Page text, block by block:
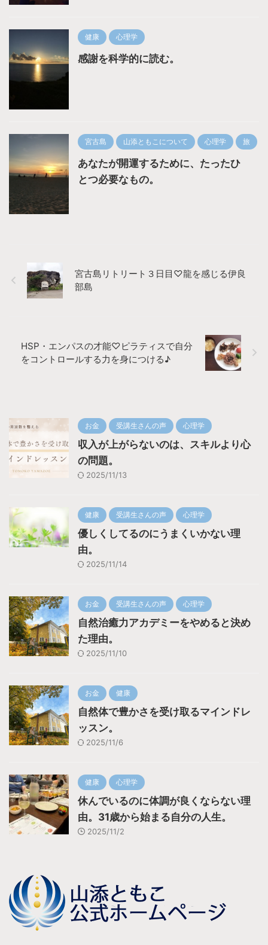
健康 心理学
感謝を科学的に読む。
宮古島 山添ともこについて 心理学 旅
あなたが開運するために、たったひ
とつ必要なもの。
宮古島リトリート３日目♡龍を感じる伊良
部島
HSP・エンパスの才能♡ピラティスで自分
をコントロールする力を身につける♪
お金 受講生さんの声 心理学
収入が上がらないのは、スキルより心
の問題。
2025/11/13
健康 受講生さんの声 心理学
優しくしてるのにうまくいかない理
由。
2025/11/14
お金 受講生さんの声 心理学
自然治癒力アカデミーをやめると決め
た理由。
2025/11/10
お金 健康
自然体で豊かさを受け取るマインドレ
ッスン。
2025/11/6
健康 心理学
休んでいるのに体調が良くならない理
由。31歳から始まる自分の人生。
2025/11/2